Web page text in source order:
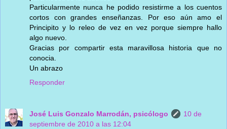
Particularmente nunca he podido resistirme a los cuentos
cortos con grandes enseñanzas. Por eso aún amo el
Principito y lo releo de vez en vez porque siempre hallo
algo nuevo.
Gracias por compartir esta maravillosa historia que no
conocia.
Un abrazo
Responder
José Luis Gonzalo Marrodán, psicólogo
10 de
septiembre de 2010 a las 12:04